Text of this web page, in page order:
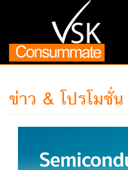
ข่าว & โปรโมชั่น